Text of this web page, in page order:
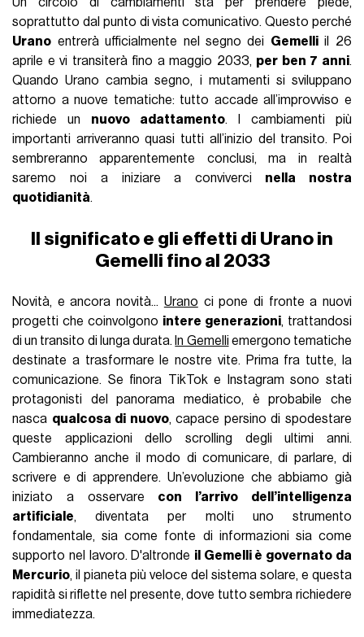
soprattutto dal punto di vista comunicativo. Questo perché
Urano entrerà ufficialmente nel segno dei Gemelliil 26
aprile e vi transiterà fino a maggio 2033, per ben 7 anni.
Quando Urano cambia segno, i mutamenti si sviluppano
attorno a nuove tematiche: tutto accade all’improvviso e
richiede un nuovo adattamento. I cambiamenti più
importanti arriveranno quasi tutti all’inizio del transito. Poi
sembreranno apparentemente conclusi, ma in realtà
saremo noi a iniziare a conviverci nella nostra
quotidianità.
Il significato e gli effetti di Urano in
Gemelli fino al 2033
Novità, e ancora novità... Urano ci pone di fronte a nuovi
progetti che coinvolgono intere generazioni, trattandosi
di un transito di lunga durata. In Gemelli emergono tematiche
destinate a trasformare le nostre vite. Prima fra tutte, la
comunicazione. Se finora TikTok e Instagram sono stati
protagonisti del panorama mediatico, è probabile che
nasca qualcosa di nuovo, capace persino di spodestare
queste applicazioni dello scrolling degli ultimi anni.
Cambieranno anche il modo di comunicare, di parlare, di
scrivere e di apprendere. Un’evoluzione che abbiamo già
iniziato a osservare con l’arrivo dell’intelligenza
artificiale, diventata per molti uno strumento
fondamentale, sia come fonte di informazioni sia come
supporto nel lavoro. D'altronde il Gemelli è governato da
Mercurio, il pianeta più veloce del sistema solare, e questa
rapidità si riflette nel presente, dove tutto sembra richiedere
immediatezza.